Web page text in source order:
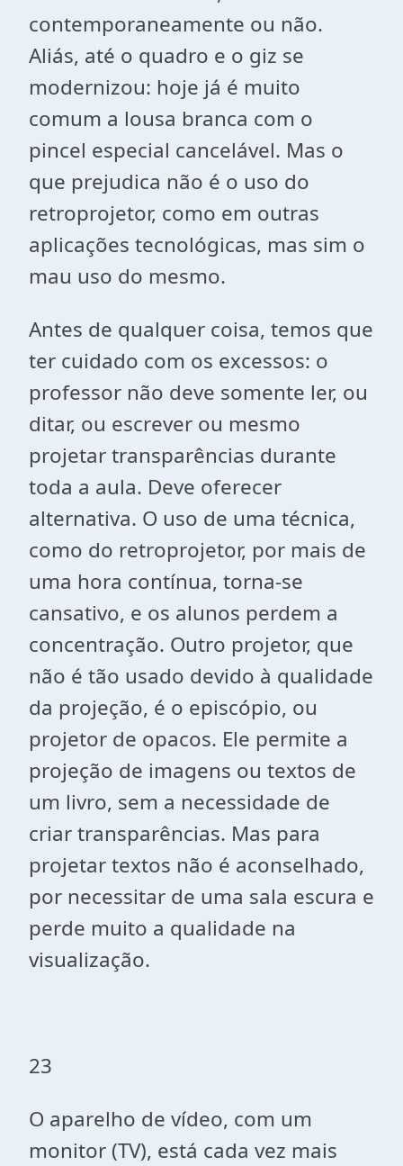
contemporaneamente ou não.
Aliás, até o quadro e o giz se
modernizou: hoje já é muito
comum a lousa branca com o
pincel especial cancelável. Mas o
que prejudica não é o uso do
retroprojetor, como em outras
aplicações tecnológicas, mas sim o
mau uso do mesmo.
Antes de qualquer coisa, temos que
ter cuidado com os excessos: o
professor não deve somente ler, ou
ditar, ou escrever ou mesmo
projetar transparências durante
toda a aula. Deve oferecer
alternativa. O uso de uma técnica,
como do retroprojetor, por mais de
uma hora contínua, torna-se
cansativo, e os alunos perdem a
concentração. Outro projetor, que
não é tão usado devido à qualidade
da projeção, é o episcópio, ou
projetor de opacos. Ele permite a
projeção de imagens ou textos de
um livro, sem a necessidade de
criar transparências. Mas para
projetar textos não é aconselhado,
por necessitar de uma sala escura e
perde muito a qualidade na
visualização.
23
O aparelho de vídeo, com um
monitor (TV), está cada vez mais